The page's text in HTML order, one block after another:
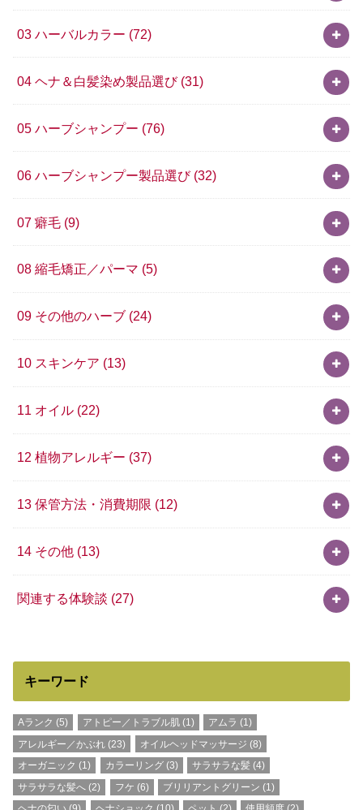
03 ハーバルカラー (72)
04 ヘナ＆白髪染め製品選び (31)
05 ハーブシャンプー (76)
06 ハーブシャンプー製品選び (32)
07 癖毛 (9)
08 縮毛矯正／パーマ (5)
09 その他のハーブ (24)
10 スキンケア (13)
11 オイル (22)
12 植物アレルギー (37)
13 保管方法・消費期限 (12)
14 その他 (13)
関連する体験談 (27)
キーワード
Aランク (5) アトピー／トラブル肌(1) アムラ (1)
アレルギー／かぶれ (23) オイルヘッドマッサージ (8)
オーガニック (1) カラーリング(3) サラサラな髪(4)
サラサラな髪へ (2) フケ (6) ブリリアントグリーン (1)